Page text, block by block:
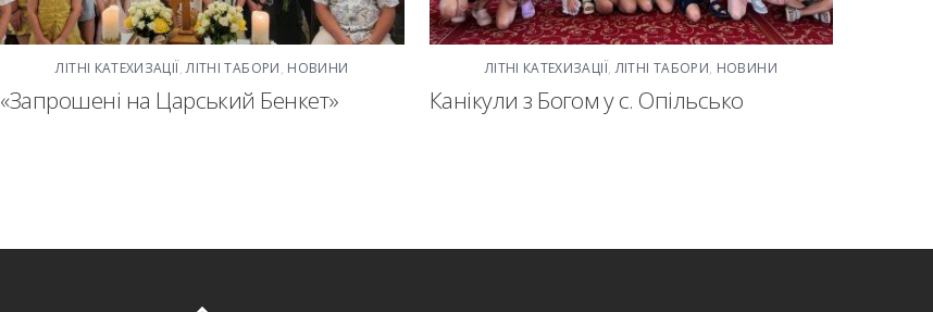
ЛІТНІ КАТЕХИЗАЦІЇ,ЛІТНІ ТАБОРИ, НОВИНИ
«Запрошені на Царський Бенкет»
ЛІТНІ КАТЕХИЗАЦІЇ,ЛІТНІ ТАБОРИ, НОВИНИ
Канікули з Богом у с. Опільсько